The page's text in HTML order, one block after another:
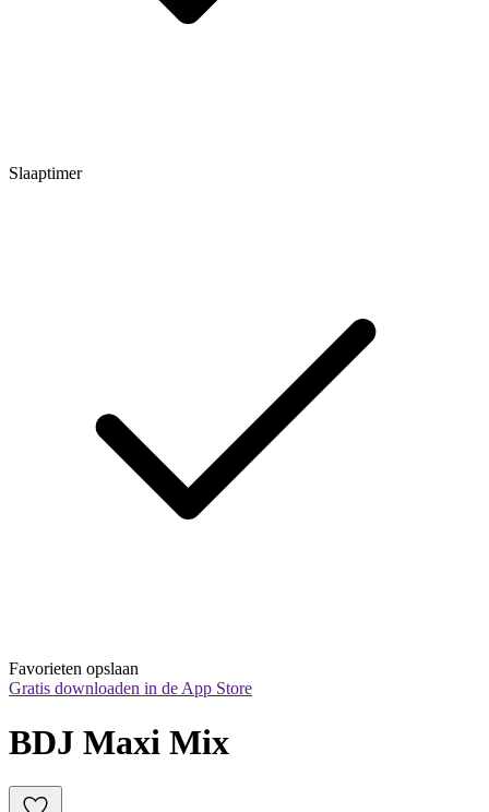
Slaaptimer
Favorieten opslaan
Gratis downloaden in de App Store
BDJ Maxi Mix